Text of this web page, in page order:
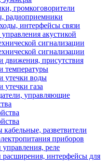
громкоговорители
радиоприемники
интерфейсы связи
акустикой
сигнализации
сигнализации
движения, присутствия
температуры
утечки воды
утечки газа
управляющие
разветвители
приборов
реле
интерфейсы для